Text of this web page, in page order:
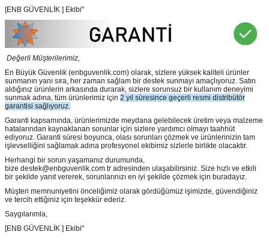
[ENB GÜVENLİK ] Ekibi"
Değerli Müşterilerimiz,
En Büyük Güvenlik (enbguvenlik.com) olarak, sizlere yüksek kaliteli ürünler
sunmanın yanı sıra, her zaman sağlam bir destek sunmayı amaçlıyoruz. Satın
aldığınız ürünlerin arkasında durarak, sizlere sorunsuz bir kullanım deneyimi
sunmak adına, tüm ürünlerimiz için 2 yıl süresince geçerli resmi distribütör
garantisi sağlıyoruz.
Garanti kapsamında, ürünlerimizde meydana gelebilecek üretim veya malzeme
hatalarından kaynaklanan sorunlar için sizlere yardımcı olmayı taahhüt
ediyoruz. Garanti süresi boyunca, olası sorunları çözmek ve ürünlerinizin tam
işlevselliğini sağlamak adına profesyonel ekibimiz sizlerle birlikte olacaktır.
Herhangi bir sorun yaşamanız durumunda,
bize destek@enbguvenlik.com.tr adresinden ulaşabilirsiniz. Size hızlı ve etkili
bir şekilde yanıt vererek, sorunlarınızı en iyi şekilde çözmek için buradayız.
Müşteri memnuniyetini önceliğimiz olarak gördüğümüz işimizde, güvendiğiniz
ve tercih ettiğiniz için teşekkür ederiz.
Saygılarımla,
[ENB GÜVENLİK ] Ekibi"